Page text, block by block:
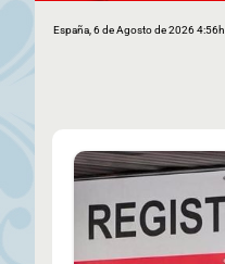
España, 6 de Agosto de 2026 4:56h